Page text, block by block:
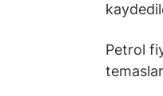
Petrol